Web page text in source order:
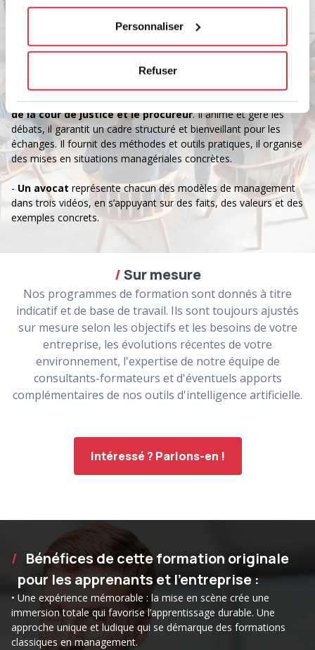
Personnaliser
Refuser
arguments, les pratiques managériales et rendent leur « verdict
» pour chaque courant de pensée. Selon la durée de formation
managériales basées sur des études de cas fournies par Fora
ou issues de situations vécues dans votre entreprise.
-Le formateur Fora incarne alternativement le président
de la cour de justice et le procureur. Il anime et gère les
débats, il garantit un cadre structuré et bienveillant pour les
échanges. Il fournit des méthodes et outils pratiques, il organise
des mises en situations managériales concrètes.
- Un avocat représente chacun des modèles de management
dans trois vidéos, en s’appuyant sur des faits, des valeurs et des
exemples concrets.
Sur mesure
Nos programmes de formation sont donnés à titre
indicatif et de base de travail. Ils sont toujours ajustés
sur mesure selon les objectifs et les besoins de votre
entreprise, les évolutions récentes de votre
environnement, l'expertise de notre équipe de
consultants-formateurs et d'éventuels apports
complémentaires de nos outils d'intelligence artificielle.
Intéressé ? Parlons-en !
Bénéfices de cette formation originale
pour les apprenants et l’entreprise :
• Une expérience mémorable : la mise en scène crée une
immersion totale qui favorise l’apprentissage durable. Une
approche unique et ludique qui se démarque des formations
classiques en management.